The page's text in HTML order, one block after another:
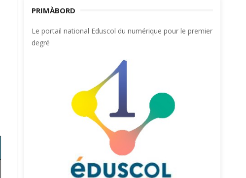
PRIMÀBORD
Le portail national Eduscol du numérique pour le premier
degré